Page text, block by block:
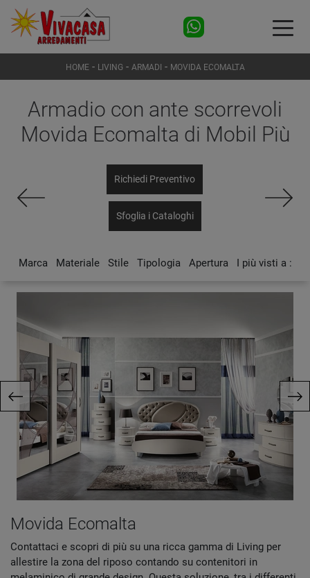
HOME- LIVING - ARMADI - MOVIDA ECOMALTA
Armadio con ante scorrevoli
Movida Ecomalta di Mobil Più
Richiedi Preventivo
Sfoglia i Cataloghi
Marca Materiale Stile Tipologia Apertura I più visti a :
Movida Ecomalta
Contattaci e scopri di più su una ricca gamma di Living per
allestire la zona del riposo contando su contenitori in